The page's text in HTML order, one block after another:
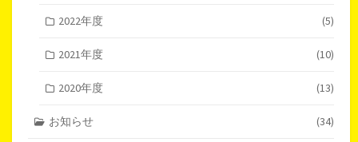
2022年度 (5)
2021年度 (10)
2020年度 (13)
お知らせ (34)